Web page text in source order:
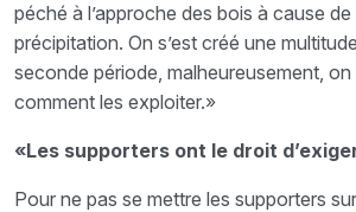
péché à l’approche des bois à cause de
précipitation. On s’est créé une
seconde période, malheureusement, on
comment les exploiter.»
«Les supporters ont le droit
Pour ne pas se mettre les supporters